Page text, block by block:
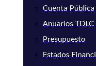
Cuenta Pública
Anuarios TDLC
Presupuesto
Estados